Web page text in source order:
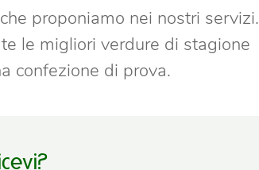
proponiamo nei nostri servizi.
le migliori verdure di stagione
confezione di prova.